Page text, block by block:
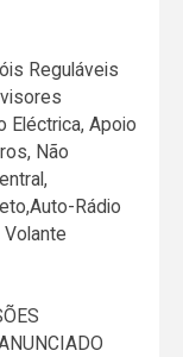
Reguláveis
Eléctrica, Apoio
Não
Rádio